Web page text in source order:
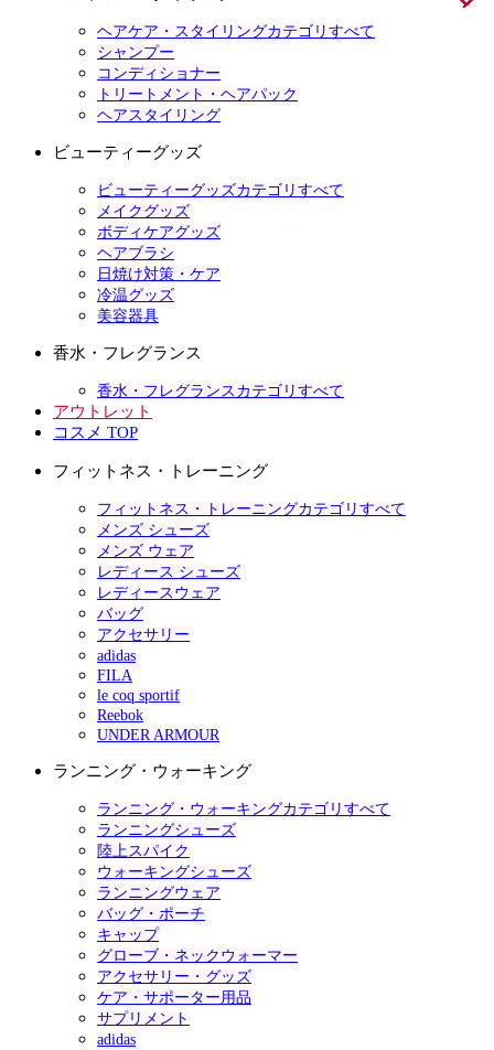
ヘアケア・スタイリングカテゴリすべて
シャンプー
コンディショナー
トリートメント・ヘアパック
ヘアスタイリング
ビューティーグッズ
ビューティーグッズカテゴリすべて
メイクグッズ
ボディケアグッズ
ヘアブラシ
日焼け対策・ケア
冷温グッズ
美容器具
香水・フレグランス
香水・フレグランスカテゴリすべて
アウトレット
コスメ TOP
フィットネス・トレーニング
フィットネス・トレーニングカテゴリすべて
メンズ シューズ
メンズ ウェア
レディース シューズ
レディースウェア
バッグ
アクセサリー
adidas
FILA
le coq sportif
Reebok
UNDER ARMOUR
ランニング・ウォーキング
ランニング・ウォーキングカテゴリすべて
ランニングシューズ
陸上スパイク
ウォーキングシューズ
ランニングウェア
バッグ・ポーチ
キャップ
グローブ・ネックウォーマー
アクセサリー・グッズ
ケア・サポーター用品
サプリメント
adidas